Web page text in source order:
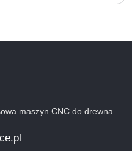
maszyn CNC do drewna